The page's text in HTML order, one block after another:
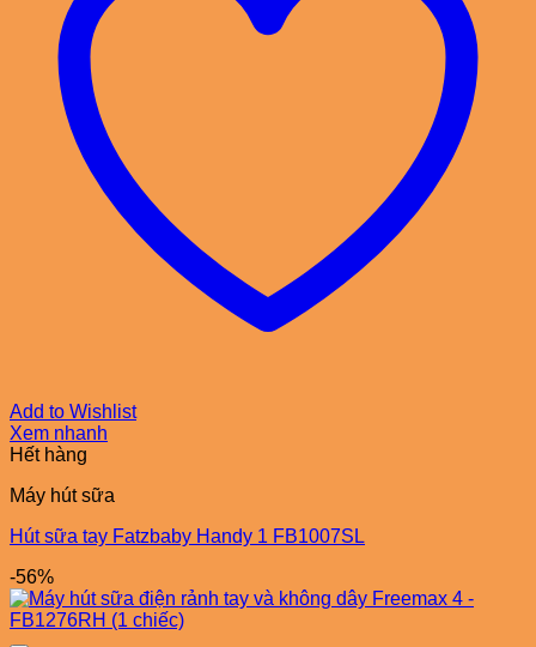
Add to Wishlist
Xem nhanh
Hết hàng
Máy hút sữa
Hút sữa tay Fatzbaby Handy 1 FB1007SL
-56%